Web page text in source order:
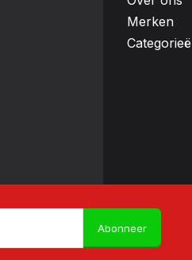
Merken
Abonneer